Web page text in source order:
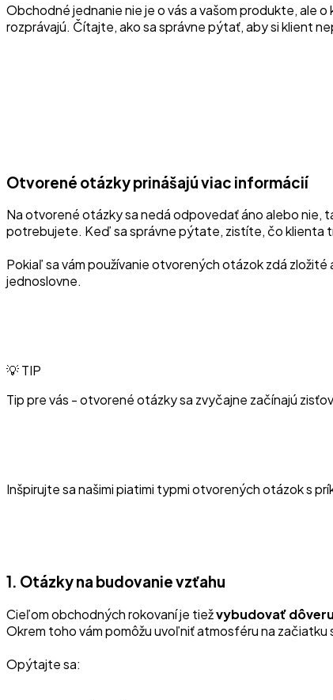
Obchodné jednanie nie je o vás a vašom produkte, ale
rozprávajú. Čítajte, ako sa správne pýtať, aby si klient
Otvorené otázky prinášajú viac informácií
Na otvorené otázky sa nedá odpovedať áno alebo nie,
potrebujete. Keď sa správne pýtate, zistíte, čo klienta
Pokiaľ sa vám používanie otvorených otázok zdá
jednoslovne.
💡 TIP
Tip pre vás - otvorené otázky sa zvyčajne začínajú
Inšpirujte sa našimi piatimi typmi otvorených otázok s
1. Otázky na budovanie vzťahu
Cieľom obchodných rokovaní je tiežvybudovať
Okrem toho vám pomôžu uvoľniť atmosféru na
Opýtajte sa: